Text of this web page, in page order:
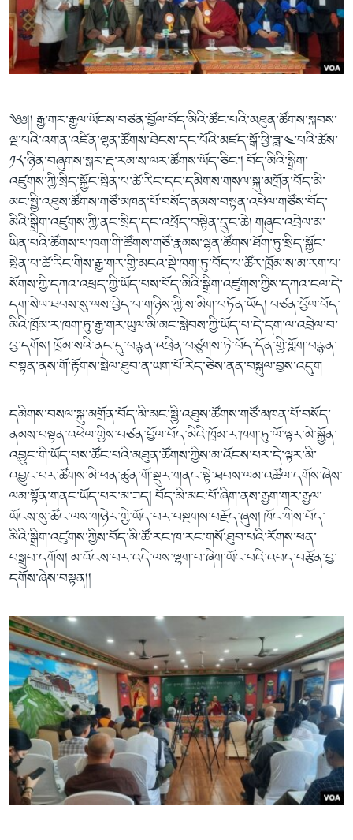
འཚོལ་
ཞིབ་
ལ་
བསྐྱོད།
དྲ་བརྙན་གསར་འགྱུར།
ཁ་བའི་མི་སྣ།
བུད་མེད་ལེ་ཚན།
ཆབ་སྲིད་བཙོན་པ་ངོ་སྤྲོད།
བགྲོ་གླེང་མདུན་ལྕོག
བསྐྱར་ཞིབ།
པོ་ཊི་ཁ་སི།
ཕ་ཡུལ་གླེང་སྟེགས།
ཆོས་རིག་ལེ་ཚན།
གཞོན་སྐྱེས་དང་ཤེས་ཡོན།
འཕྲོད་བསྟེན་དང་དོན་ལྡན་གྱི་མི་ཚེ།
གངས་རིའི་བྲག་ཅ།
བུད་མེད།
སོ་ཡ་ལ། བོད་ཀྱི་གླུ་གཞས།
Learning English
རྗེས་འབྲངས།
སྐད་ཡིག
༄༅།། རྒྱ་གར་རྒྱལ་ཡོངས་བཙན་བྱོལ་བོད་མིའི་ཚོང་པའི་མཐུན་ཚོགས་སྐབས་
ལྔ་པའི་འགན་འཛིན་ལྷན་ཚོགས་ཐེངས་དང་པོའི་མཛད་སྒོ་ཕྱི་ཟླ་༤་པའི་ཚེས་
༡༨་ཉིན་བཞུགས་སྒར་རྡ་རམ་ས་ལར་ཚོགས་ཡོད་ཅིང་། བོད་མིའི་སྒྲིག་
འཛུགས་ཀྱི་སྲིད་སྐྱོང་སྤེན་པ་ཚེ་རིང་དང་དམིགས་གསལ་སྐུ་མགྲོན་བོད་མི་
མང་སྤྱི་འཐུས་ཚོགས་གཙོ་མཁན་པོ་བསོད་ནམས་བསྟན་འཕེལ་གཙོས་བོད་
མིའི་སྒྲིག་འཛུགས་ཀྱི་ནང་སྲིད་དང་འཕྲོད་བསྟེན་དྲུང་ཆེ། གཞུང་འབྲེལ་མ་
ཡིན་པའི་ཚོགས་པ་ཁག་གི་ཚོགས་གཙོ་རྣམས་ལྷན་ཚོགས་ཐོག་ཏུ་སྲིད་སྐྱོང་
སྤེན་པ་ཚེ་རིང་གིས་རྒྱ་གར་གྱི་མངའ་སྡེ་ཁག་ཏུ་བོད་པ་ཚོར་ཁྲོམ་ས་མ་རག་པ་
སོགས་ཀྱི་དཀའ་འཕྲད་ཀྱི་ཡོད་པས་བོད་མིའི་སྒྲིག་འཛུགས་ཀྱིས་དཀའ་ངལ་དེ་
དག་སེལ་ཐབས་སུ་ལས་བྱེད་པ་གཉིས་ཀྱི་ས་མིག་བཏོན་ཡོད། བཙན་བྱོལ་བོད་
མིའི་ཁྲོམ་ར་ཁག་ཏུ་རྒྱ་གར་ཡུལ་མི་མང་སླེབས་ཀྱི་ཡོད་པ་དེ་དག་ལ་འབྲེལ་བ་
བྱ་དགོས། ཁྲོམ་སའི་ནང་དུ་བརྙན་འཕྲིན་བཙུགས་ཏེ་བོད་དོན་གྱི་གློག་བརྙན་
བསྟན་ནས་གོ་རྟོགས་སྤེལ་ཐུབ་ན་ཡག་པོ་རེད་ཅེས་ནན་བསྐུལ་བྱས་འདུག
དམིགས་བསལ་སྐུ་མགྲོན་བོད་མི་མང་སྤྱི་འཐུས་ཚོགས་གཙོ་མཁན་པོ་བསོད་
ནམས་བསྟན་འཕེལ་གྱིས་བཙན་བྱོལ་བོད་མིའི་ཁྲོམ་ར་ཁག་ཏུ་ལོ་ལྟར་མེ་སྐྱོན་
འབྱུང་གི་ཡོད་པས་ཚོང་པའི་མཐུན་ཚོགས་ཀྱིས་མ་འོངས་པར་དེ་ལྟར་མི་
འབྱུང་བར་ཚོགས་མི་ཕན་ཚུན་གོ་སྡུར་གནང་སྟེ་ཐབས་ལམ་འཚོལ་དགོས་ཞེས་
ལམ་སྟོན་གནང་ཡོད་པར་མ་ཟད། བོད་མི་མང་པོ་ཞིག་ནས་རྒྱག་གར་རྒྱལ་
ཡོངས་སུ་ཚོང་ལས་གཉེར་གྱི་ཡོད་པར་བསྔགས་བརྗོད་ཞུས། ཁོང་གིས་བོད་
མིའི་སྒྲིག་འཛུགས་ཀྱིས་བོད་མི་ཚོ་རང་ཁ་རང་གསོ་ཐུབ་པའི་རོགས་ཕན་
བསྒྲུབ་དགོས། མ་འོངས་པར་འདི་ལས་ལྷག་པ་ཞིག་ཡོང་བའི་འབད་བརྩོན་བྱ་
དགོས་ཞེས་བསྟན།།